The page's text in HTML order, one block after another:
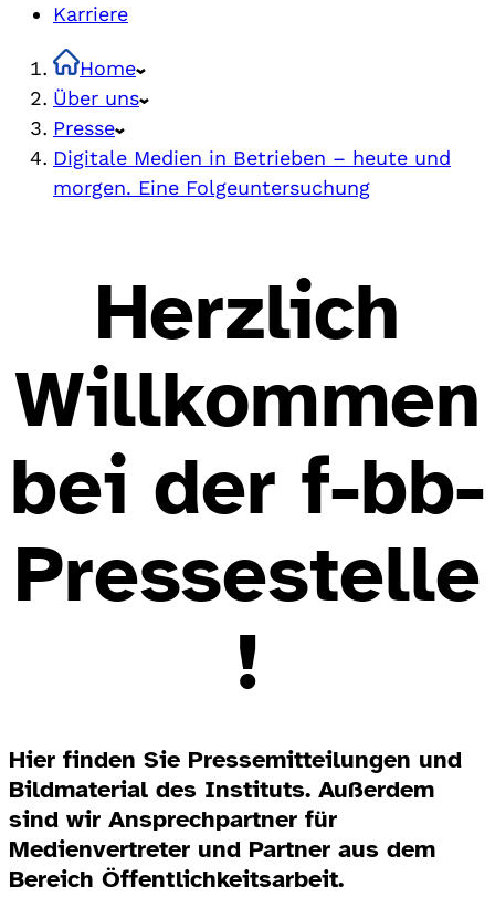
Karriere
Home
Über uns
Presse
Digitale Medien in Betrieben – heute und
morgen. Eine Folgeuntersuchung
Herzlich
Willkommen
bei der f-bb-
Pressestelle
!
Hier finden Sie Pressemitteilungen und
Bildmaterial des Instituts. Außerdem
sind wir Ansprechpartner für
Medienvertreter und Partner aus dem
Bereich Öffentlichkeitsarbeit.